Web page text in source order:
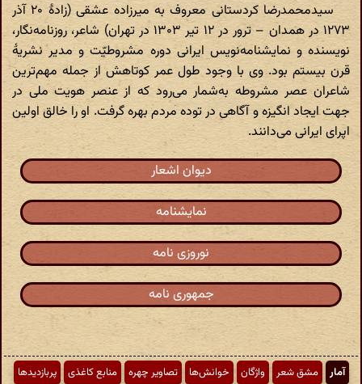
سیدمحمدرضا کردستانی معروف به میرزاده عشقی (زادهٔ ۲۰ آذر
۱۲۷۳ در همدان – ترور در ۱۲ تیر ۱۳۰۳ در تهران) شاعر، روزنامه‌نگار،
نویسنده و نمایشنامه‌نویس ایرانی دوره مشروطیّت و مدیر نشریهٔ
قرن بیستم بود. وی با وجود طول عمر کوتاهش از جمله مهم‌ترین
شاعران عصر مشروطه به‌شمار می‌رود که از عنصر هویت ملی در
جهت ایجاد انگیزه و آگاهی در توده مردم بهره گرفت. او را خالق اولین
اپرای ایرانی می‌دانند.
دیوان اشعار
نمایشنامه
نوروزی نامه
جمهوری نامه
آمار مشق شعر واژگان خوانش‌ها تصاویر چهره منابع کاغذی پربازدیدها